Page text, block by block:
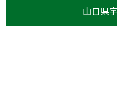
山口県